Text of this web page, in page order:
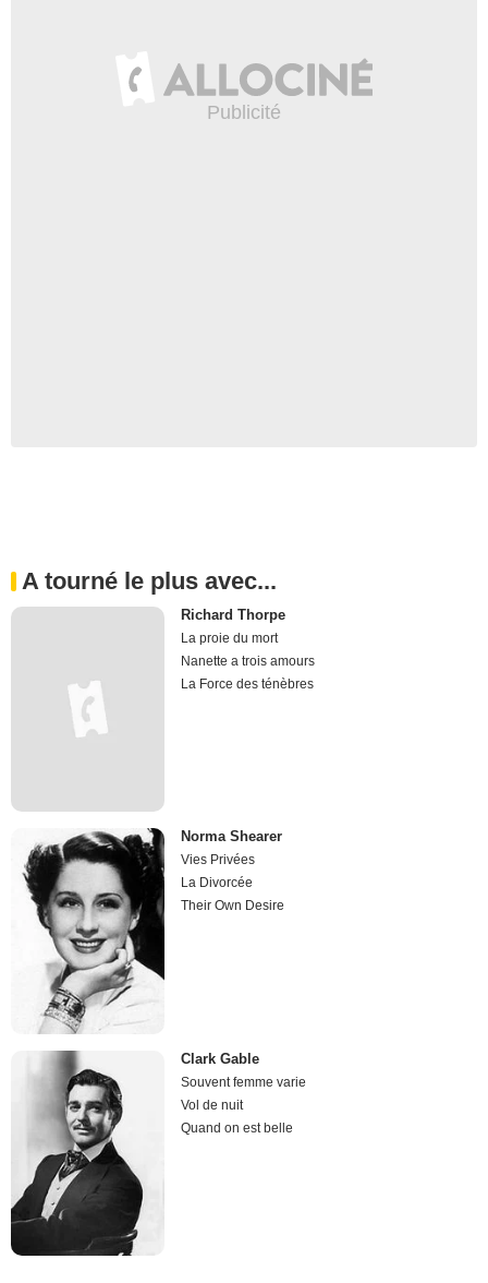
A tourné le plus avec...
Richard Thorpe
La proie du mort
Nanette a trois amours
La Force des ténèbres
Norma Shearer
Vies Privées
La Divorcée
Their Own Desire
Clark Gable
Souvent femme varie
Vol de nuit
Quand on est belle